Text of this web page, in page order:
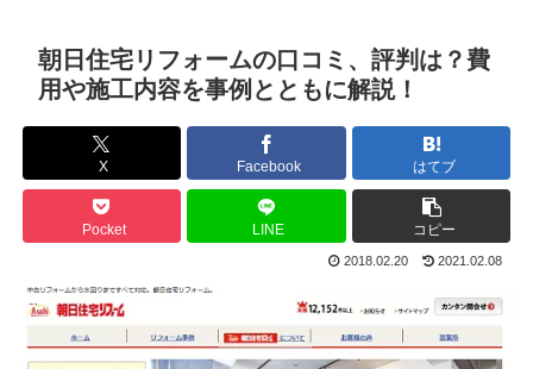
朝日住宅リフォームの口コミ、評判は？費
用や施工内容を事例とともに解説！
X Facebook はてブ
Pocket LINE コピー
2018.02.20 2021.02.08